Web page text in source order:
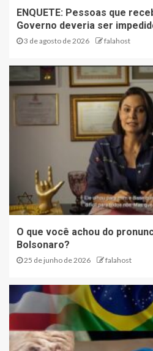
ENQUETE: Pessoas que
Governo deveria ser
3 de agosto de 2026 falahost
O que você achou do
Bolsonaro?
25 de junho de 2026 falahost